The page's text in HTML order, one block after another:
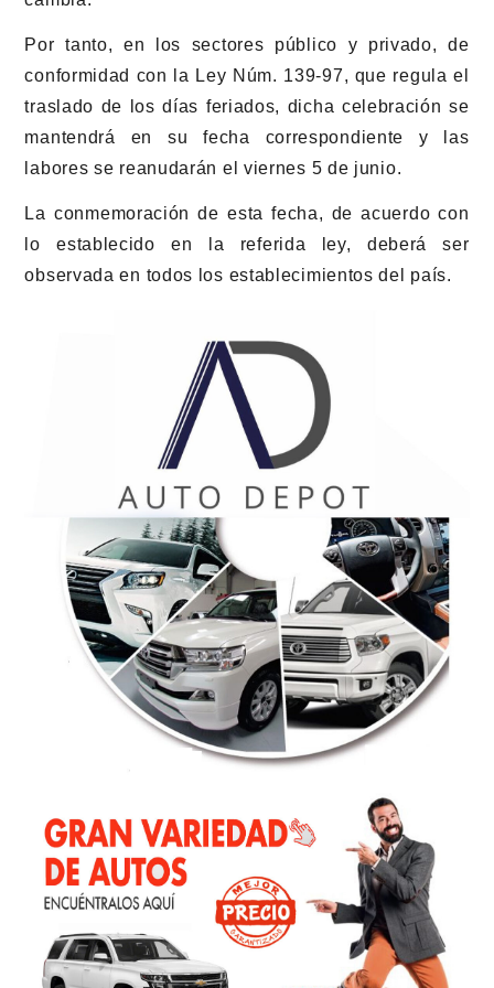
Por tanto, en los sectores público y privado, de
conformidad con la Ley Núm. 139-97, que regula el
traslado de los días feriados, dicha celebración se
mantendrá en su fecha correspondiente y las
labores se reanudarán el viernes 5 de junio.
La conmemoración de esta fecha, de acuerdo con
lo establecido en la referida ley, deberá ser
observada en todos los establecimientos del país.